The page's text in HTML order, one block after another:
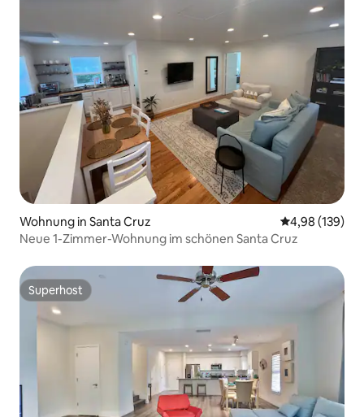
Wohnung in Santa Cruz
4,98 (139)
Neue 1-Zimmer-Wohnung im schönen Santa Cruz
Superhost
Superhost